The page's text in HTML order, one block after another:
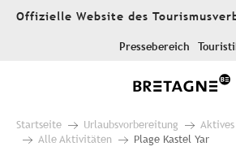
AllerOffizielle Website des
Pressebereich
Startseite Urlaubsvorbereitung
Alle Aktivitäten
Plage Kastel Yar